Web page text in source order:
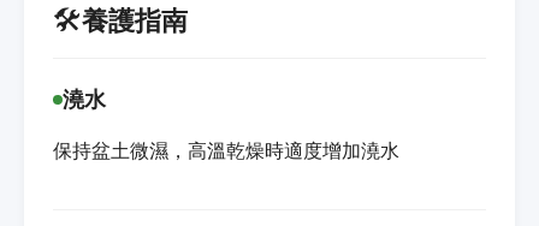
🛠️養護指南
澆水
保持盆土微濕，高溫乾燥時適度增加澆水